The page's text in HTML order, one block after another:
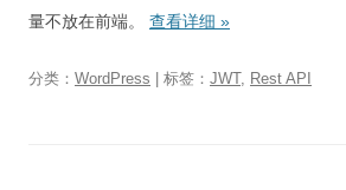
量不放在前端。 查看详细 »
分类： WordPress | 标签： JWT, Rest API